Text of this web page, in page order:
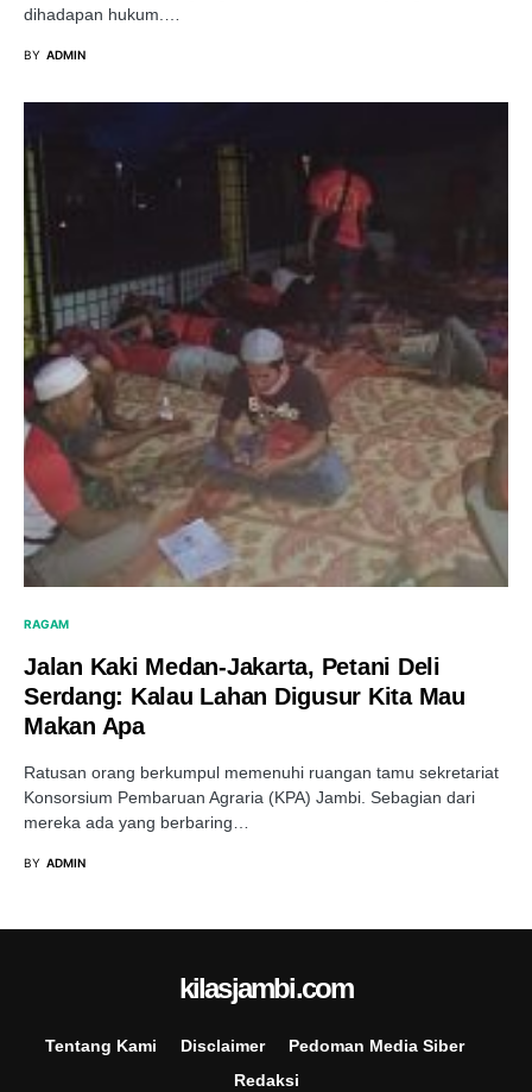
dihadapan hukum.…
BY ADMIN
RAGAM
Jalan Kaki Medan-Jakarta, Petani Deli
Serdang: Kalau Lahan Digusur Kita Mau
Makan Apa
Ratusan orang berkumpul memenuhi ruangan tamu sekretariat
Konsorsium Pembaruan Agraria (KPA) Jambi. Sebagian dari
mereka ada yang berbaring…
BY ADMIN
kilasjambi.com
Tentang Kami Disclaimer
Pedoman Media Siber
Redaksi